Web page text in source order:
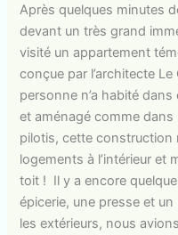
Après quelques minutes
devant un très grand
visité un appartement
conçue par l’architecte
personne n’a habité
et aménagé comme
pilotis, cette construction
logements à l’intérieur et
toit ! Il y a encore
épicerie, une presse et
les extérieurs, nous